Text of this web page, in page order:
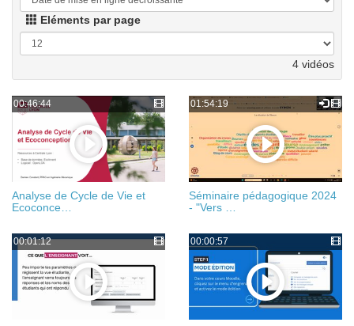
Eléments par page
4 vidéos
00:46:44
Analyse de Cycle de Vie et
Ecoconce…
01:54:19
Séminaire pédagogique 2024
- "Vers …
00:01:12 00:00:57